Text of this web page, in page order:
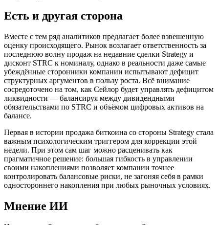
Есть и другая сторона
Вместе с тем ряд аналитиков предлагает более взвешенную
оценку происходящего. Рынок возлагает ответственность за
последнюю волну продаж на недавние сделки Strategy и
дисконт STRC к номиналу, однако в реальности даже самые
убеждённые сторонники компании испытывают дефицит
структурных аргументов в пользу роста. Всё внимание
сосредоточено на том, как Сейлор будет управлять дефицитом
ликвидности — балансируя между дивидендными
обязательствами по STRC и объёмом цифровых активов на
балансе.
Первая в истории продажа биткоина со стороны Strategy стала
важным психологическим триггером для коррекции этой
недели. При этом сам шаг можно расценивать как
прагматичное решение: большая гибкость в управлении
своими накоплениями позволяет компании точнее
контролировать балансовые риски, не загоняя себя в рамки
одностороннего накопления при любых рыночных условиях.
Мнение ИИ